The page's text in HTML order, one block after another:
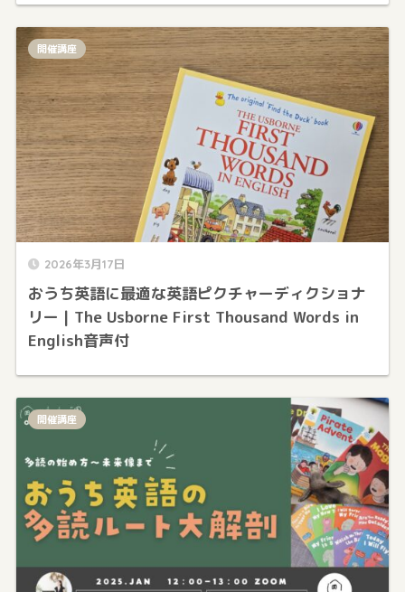
2026年3月17日
おうち英語に最適な英語ピクチャーディクショナ
リー | The Usborne First Thousand Words in
English音声付
開催講座
開催講座